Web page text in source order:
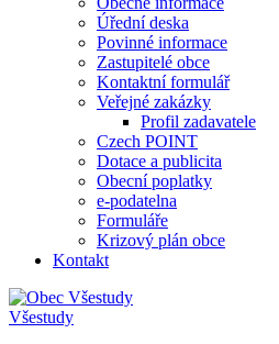
Úřední deska
Povinné informace
Zastupitelé obce
Kontaktní formulář
Veřejné zakázky
Profil zadavatele
Czech POINT
Dotace a publicita
Obecní poplatky
e-podatelna
Formuláře
Krizový plán obce
Kontakt
Všestudy